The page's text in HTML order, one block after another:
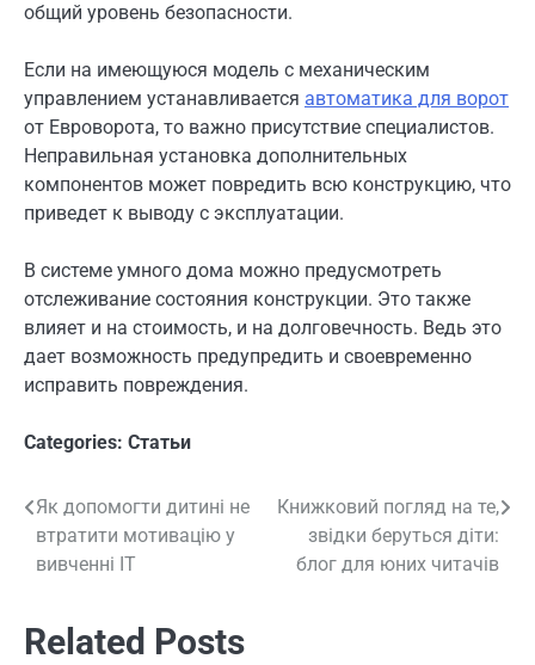
общий уровень безопасности.
Если на имеющуюся модель с механическим
управлением устанавливается автоматика для ворот
от Евроворота, то важно присутствие специалистов.
Неправильная установка дополнительных
компонентов может повредить всю конструкцию, что
приведет к выводу с эксплуатации.
В системе умного дома можно предусмотреть
отслеживание состояния конструкции. Это также
влияет и на стоимость, и на долговечность. Ведь это
дает возможность предупредить и своевременно
исправить повреждения.
Categories: Статьи
Навигация
по
Як допомогти дитині не
втратити мотивацію у
вивченні ІТ
Книжковий погляд на те,
звідки беруться діти:
блог для юних читачів
Related Posts